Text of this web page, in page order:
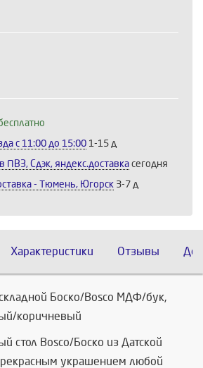
c 11:00 до 15:00 1-15 д
ПВЗ, Сдэк, яндекс.доставка сегодня
- Тюмень, Югорск 3-7 д
Характеристики Отзывы
Боско/Bosco МДФ/бук,
коричневый
стол Bosco/Боско из Датской
украшением любой